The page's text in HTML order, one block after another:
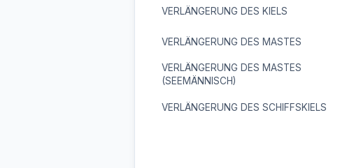
VERLÄNGERUNG DES KIELS
VERLÄNGERUNG DES MASTES
VERLÄNGERUNG DES MASTES
(SEEMÄNNISCH)
VERLÄNGERUNG DES SCHIFFSKIELS